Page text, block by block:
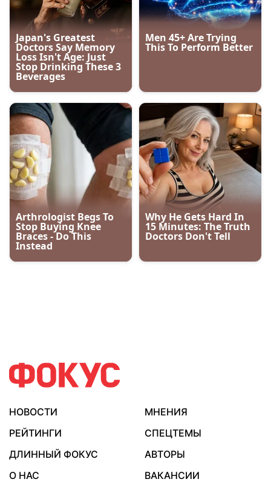
НОВОСТИ
МНЕНИЯ
РЕЙТИНГИ
СПЕЦТЕМЫ
ДЛИННЫЙ ФОКУС
АВТОРЫ
О НАС
ВАКАНСИИ